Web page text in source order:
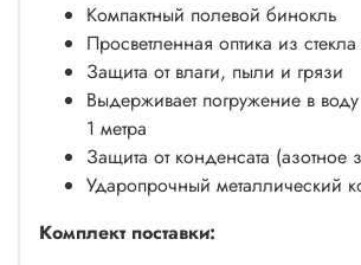
Компактный полевой бинокль
Просветленная оптика из
Защита от влаги, пыли и грязи
Выдерживает погружение в
1 метра
Защита от конденсата (азотное
Ударопрочный металлический
Комплект поставки: